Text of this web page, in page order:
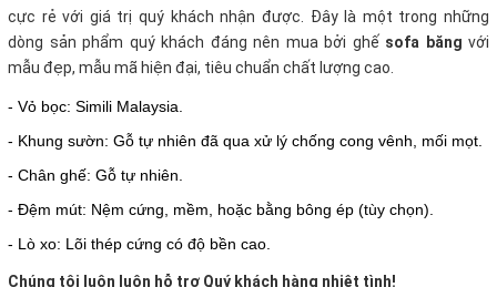
cực rẻ với giá trị quý khách nhận được. Đây là một trong những
dòng sản phẩm quý khách đáng nên mua bởi ghế sofa băng với
mẫu đẹp, mẫu mã hiện đại, tiêu chuẩn chất lượng cao.
- Vỏ bọc: Simili Malaysia.
- Khung sườn: Gỗ tự nhiên đã qua xử lý chống cong vênh, mối mọt.
- Chân ghế: Gỗ tự nhiên.
- Đệm mút: Nệm cứng, mềm, hoặc bằng bông ép (tùy chọn).
- Lò xo: Lõi thép cứng có độ bền cao.
Chúng tôi luôn luôn hỗ trợ Quý khách hàng nhiệt tình!